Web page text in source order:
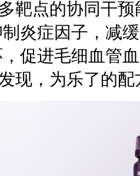
靶点的协同干
炎症因子，减
促进毛细血管
现，为乐了的